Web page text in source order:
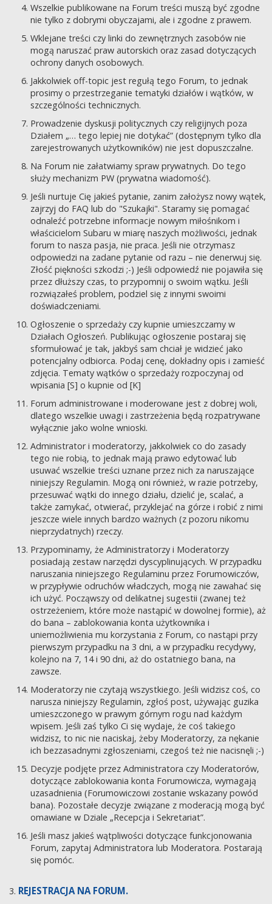
Wszelkie publikowane na Forum treści muszą być zgodne
nie tylko z dobrymi obyczajami, ale i zgodne z prawem.
Wklejane treści czy linki do zewnętrznych zasobów nie
mogą naruszać praw autorskich oraz zasad dotyczących
ochrony danych osobowych.
Jakkolwiek off-topic jest regułą tego Forum, to jednak
prosimy o przestrzeganie tematyki działów i wątków, w
szczególności technicznych.
Prowadzenie dyskusji politycznych czy religijnych poza
Działem „… tego lepiej nie dotykać” (dostępnym tylko dla
zarejestrowanych użytkowników) nie jest dopuszczalne.
Na Forum nie załatwiamy spraw prywatnych. Do tego
służy mechanizm PW (prywatna wiadomość).
Jeśli nurtuje Cię jakieś pytanie, zanim założysz nowy wątek,
zajrzyj do FAQ lub do "Szukajki". Staramy się pomagać
odnaleźć potrzebne informacje nowym miłośnikom i
właścicielom Subaru w miarę naszych możliwości, jednak
forum to nasza pasja, nie praca. Jeśli nie otrzymasz
odpowiedzi na zadane pytanie od razu – nie denerwuj się.
Złość piękności szkodzi ;-) Jeśli odpowiedź nie pojawiła się
przez dłuższy czas, to przypomnij o swoim wątku. Jeśli
rozwiązałeś problem, podziel się z innymi swoimi
doświadczeniami.
Ogłoszenie o sprzedaży czy kupnie umieszczamy w
Działach Ogłoszeń. Publikując ogłoszenie postaraj się
sformułować je tak, jakbyś sam chciał je widzieć jako
potencjalny odbiorca. Podaj cenę, dokładny opis i zamieść
zdjęcia. Tematy wątków o sprzedaży rozpoczynaj od
wpisania [S] o kupnie od [K]
Forum administrowane i moderowane jest z dobrej woli,
dlatego wszelkie uwagi i zastrzeżenia będą rozpatrywane
wyłącznie jako wolne wnioski.
Administrator i moderatorzy, jakkolwiek co do zasady
tego nie robią, to jednak mają prawo edytować lub
usuwać wszelkie treści uznane przez nich za naruszające
niniejszy Regulamin. Mogą oni również, w razie potrzeby,
przesuwać wątki do innego działu, dzielić je, scalać, a
także zamykać, otwierać, przyklejać na górze i robić z nimi
jeszcze wiele innych bardzo ważnych (z pozoru nikomu
nieprzydatnych) rzeczy.
Przypominamy, że Administratorzy i Moderatorzy
posiadają zestaw narzędzi dyscyplinujących. W przypadku
naruszania niniejszego Regulaminu przez Forumowiczów,
w przypływie odruchów władczych, mogą nie zawahać się
ich użyć. Począwszy od delikatnej sugestii (zwanej też
ostrzeżeniem, które może nastąpić w dowolnej formie), aż
do bana – zablokowania konta użytkownika i
uniemożliwienia mu korzystania z Forum, co nastąpi przy
pierwszym przypadku na 3 dni, a w przypadku recydywy,
kolejno na 7, 14 i 90 dni, aż do ostatniego bana, na
zawsze.
Moderatorzy nie czytają wszystkiego. Jeśli widzisz coś, co
narusza niniejszy Regulamin, zgłoś post, używając guzika
umieszczonego w prawym górnym rogu nad każdym
wpisem. Jeśli zaś tylko Ci się wydaje, że coś takiego
widzisz, to nic nie naciskaj, żeby Moderatorzy, za nękanie
ich bezzasadnymi zgłoszeniami, czegoś też nie nacisnęli ;-)
Decyzje podjęte przez Administratora czy Moderatorów,
dotyczące zablokowania konta Forumowicza, wymagają
uzasadnienia (Forumowiczowi zostanie wskazany powód
bana). Pozostałe decyzje związane z moderacją mogą być
omawiane w Dziale „Recepcja i Sekretariat”.
Jeśli masz jakieś wątpliwości dotyczące funkcjonowania
Forum, zapytaj Administratora lub Moderatora. Postarają
się pomóc.
REJESTRACJA NA FORUM.